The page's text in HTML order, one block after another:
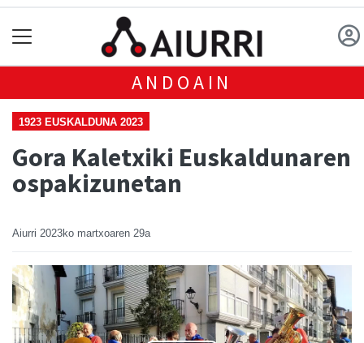
ANDOAIN
1923 EUSKALDUNA 2023
Gora Kaletxiki Euskaldunaren
ospakizunetan
Aiurri 2023ko martxoaren 29a